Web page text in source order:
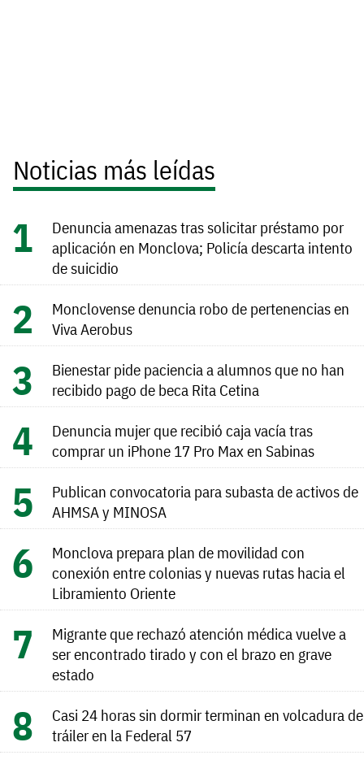
Noticias más leídas
Denuncia amenazas tras solicitar préstamo por
aplicación en Monclova; Policía descarta intento
de suicidio
Monclovense denuncia robo de pertenencias en
Viva Aerobus
Bienestar pide paciencia a alumnos que no han
recibido pago de beca Rita Cetina
Denuncia mujer que recibió caja vacía tras
comprar un iPhone 17 Pro Max en Sabinas
Publican convocatoria para subasta de activos de
AHMSA y MINOSA
Monclova prepara plan de movilidad con
conexión entre colonias y nuevas rutas hacia el
Libramiento Oriente
Migrante que rechazó atención médica vuelve a
ser encontrado tirado y con el brazo en grave
estado
Casi 24 horas sin dormir terminan en volcadura de
tráiler en la Federal 57